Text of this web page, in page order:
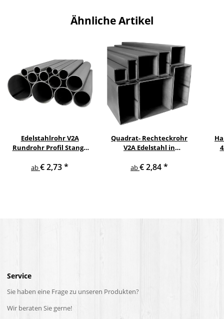
Ähnliche Artikel
Edelstahlrohr V2A
Rundrohr Profil Stange
Durchmessern
ab€ 2,73*
Quadrat- Rechteckrohr
V2A Edelstahl in
Querschnitten und
ab€ 2,84*
Service
Sie haben eine Frage zu unseren Produkten?
Wir beraten Sie gerne!